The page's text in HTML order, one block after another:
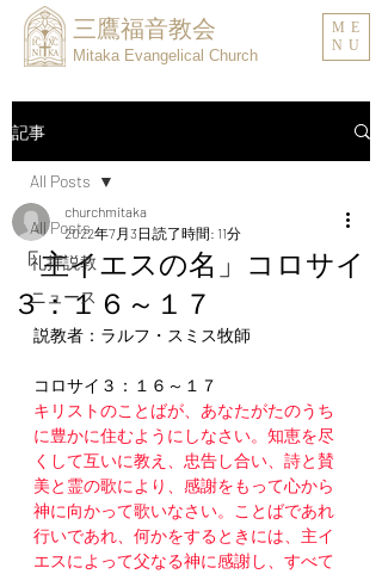
三鷹福音教会
Mitaka Evangelical Church
ME
NU
記事
All Posts
礼拝説教
ニュース
All Posts
「主イエスの名」コロサイ
３：１６～１７
churchmitaka
2022年7月3日 読了時間: 11分
説教者：ラルフ・スミス牧師
コロサイ３：１６～１７
キリストのことばが、あなたがたのうち
に豊かに住むようにしなさい。知恵を尽
くして互いに教え、忠告し合い、詩と賛
美と霊の歌により、感謝をもって心から
神に向かって歌いなさい。ことばであれ
行いであれ、何かをするときには、主イ
エスによって父なる神に感謝し、すべて